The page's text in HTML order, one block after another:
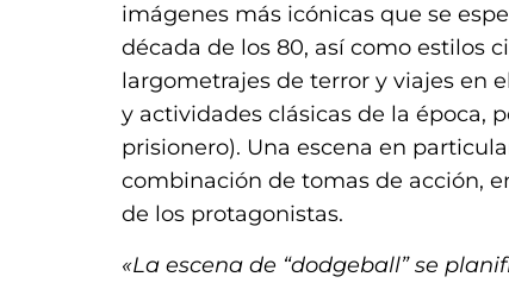
imágenes más icónicas que se
década de los 80, así como estilos
largometrajes de terror y viajes en
y actividades clásicas de la época,
prisionero). Una escena en
combinación de tomas de acción,
de los protagonistas.
«La escena de “dodgeball” se